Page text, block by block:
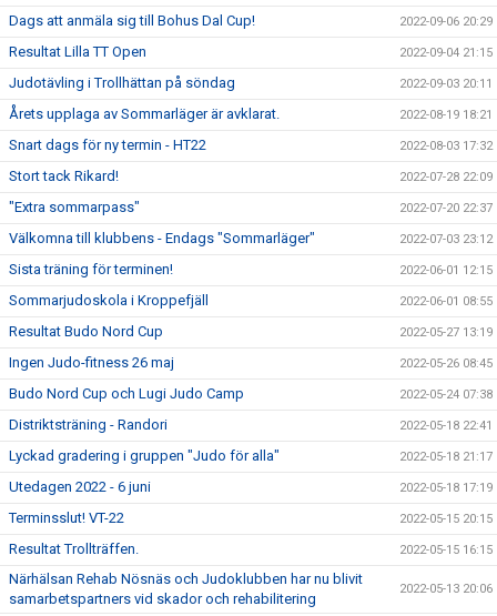
Dags att anmäla sig till Bohus Dal Cup! 2022-09-06 20:29
Resultat Lilla TT Open 2022-09-04 21:15
Judotävling i Trollhättan på söndag 2022-09-03 20:11
Årets upplaga av Sommarläger är avklarat. 2022-08-19 18:21
Snart dags för ny termin - HT22 2022-08-03 17:32
Stort tack Rikard! 2022-07-28 22:09
"Extra sommarpass" 2022-07-20 22:37
Välkomna till klubbens - Endags "Sommarläger" 2022-07-03 23:12
Sista träning för terminen! 2022-06-01 12:15
Sommarjudoskola i Kroppefjäll 2022-06-01 08:55
Resultat Budo Nord Cup 2022-05-27 13:19
Ingen Judo-fitness 26 maj 2022-05-26 08:45
Budo Nord Cup och Lugi Judo Camp 2022-05-24 07:38
Distriktsträning - Randori 2022-05-18 22:41
Lyckad gradering i gruppen "Judo för alla" 2022-05-18 21:17
Utedagen 2022 - 6 juni 2022-05-18 17:19
Terminsslut! VT-22 2022-05-15 20:15
Resultat Trollträffen. 2022-05-15 16:15
Närhälsan Rehab Nösnäs och Judoklubben har nu blivit
samarbetspartners vid skador och rehabilitering
2022-05-13 20:06